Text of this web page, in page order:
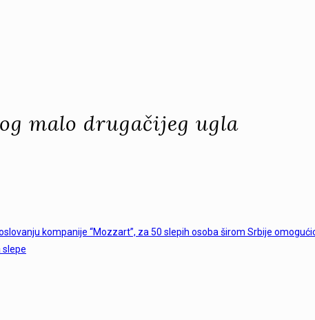
malo drugačijeg ugla
kompanije “Mozzart”, za 50 slepih osoba širom Srbije